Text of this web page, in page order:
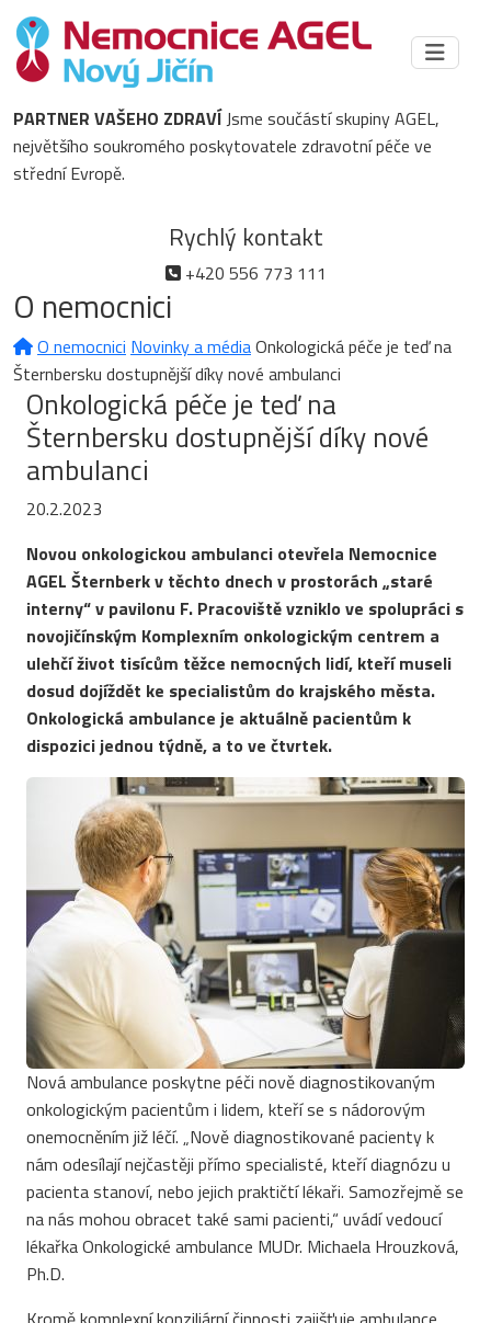
PARTNER VAŠEHO ZDRAVÍJsme součástí skupiny AGEL,
největšího soukromého poskytovatele zdravotní péče ve
střední Evropě.
Rychlý kontakt
+420 556 773 111
O nemocnici
O nemocnici Novinky a médiaOnkologická péče je teď na
Šternbersku dostupnější díky nové ambulanci
Onkologická péče je teď na
Šternbersku dostupnější díky nové
ambulanci
20.2.2023
Novou onkologickou ambulanci otevřela Nemocnice
AGEL Šternberk v těchto dnech v prostorách „staré
interny“ v pavilonu F. Pracoviště vzniklo ve spolupráci s
novojičínským Komplexním onkologickým centrem a
ulehčí život tisícům těžce nemocných lidí, kteří museli
dosud dojíždět ke specialistům do krajského města.
Onkologická ambulance je aktuálně pacientům k
dispozici jednou týdně, a to ve čtvrtek.
Nová ambulance poskytne péči nově diagnostikovaným
onkologickým pacientům i lidem, kteří se s nádorovým
onemocněním již léčí. „Nově diagnostikované pacienty k
nám odesílají nejčastěji přímo specialisté, kteří diagnózu u
pacienta stanoví, nebo jejich praktičtí lékaři. Samozřejmě se
na nás mohou obracet také sami pacienti,“ uvádí vedoucí
lékařka Onkologické ambulance MUDr. Michaela Hrouzková,
Ph.D.